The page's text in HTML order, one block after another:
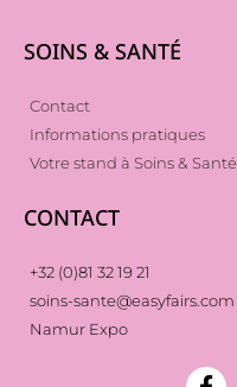
SOINS & SANTÉ
Contact
Informations pratiques
Votre stand à Soins & Santé
CONTACT
+32 (0)81 32 19 21
soins-sante@easyfairs.com
Namur Expo